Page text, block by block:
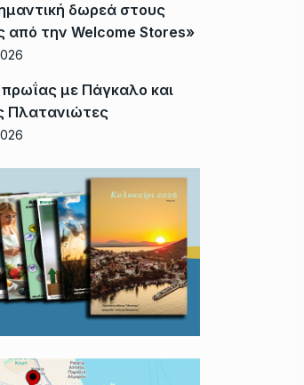
δωρεά στους
από την Welcome Stores»
πρωΐας με Πάγκαλο και
Πλατανιώτες